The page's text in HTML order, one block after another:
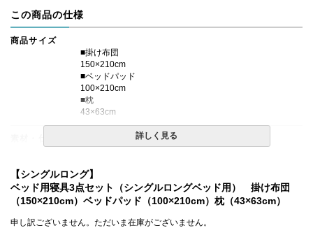
この商品の仕様
商品サイズ
■掛け布団
150×210cm
■ベッドパッド
100×210cm
■枕
43×63cm
■掛け布団
（40番手、平織り、打ち込み230本)
詰め物：中国産グレーダックダウン 85％、フェザー15%
かさ高：8～9cm前後
詳しく見る
【シングルロング】
ベッド用寝具3点セット（シングルロングベッド用） 掛け布団
（150×210cm）ベッドパッド（100×210cm）枕（43×63cm）
申し訳ございません。ただいま在庫がございません。